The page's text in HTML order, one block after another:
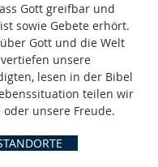
Gott greifbar und
sowie Gebete erhört.
Gott und die Welt
unsere
lesen in der Bibel
teilen wir
oder unsere Freude.